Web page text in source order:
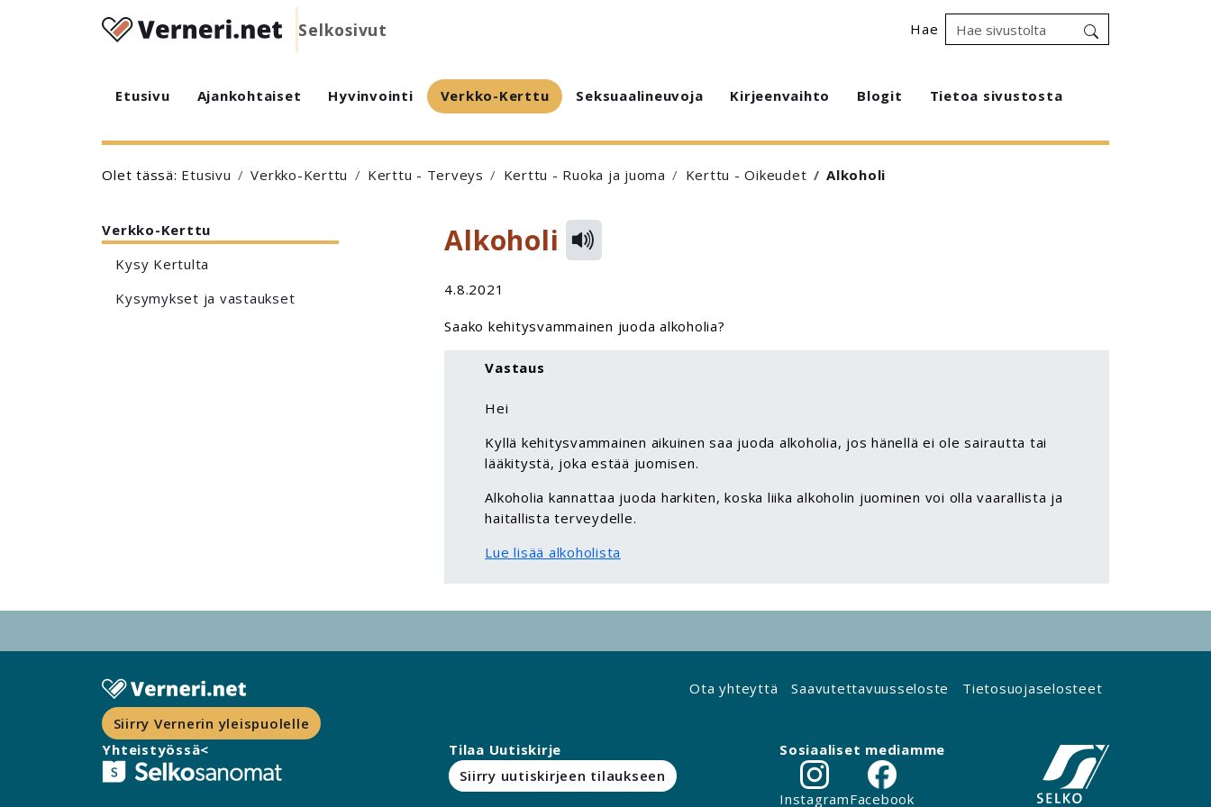
Selkosivut Hae
Etusivu Ajankohtaiset Hyvinvointi Verkko-Kerttu Seksuaalineuvoja Kirjeenvaihto Blogit Tietoa sivustosta
Olet tässä: Etusivu Verkko-Kerttu Kerttu - Terveys Kerttu - Ruoka ja juoma Kerttu - Oikeudet Alkoholi
Verkko-Kerttu
Kysy Kertulta
Kysymykset ja vastaukset
Alkoholi
4.8.2021
Saako kehitysvammainen juoda alkoholia?
Vastaus
Hei
Kyllä kehitysvammainen aikuinen saa juoda alkoholia, jos hänellä ei ole sairautta tai
lääkitystä, joka estää juomisen.
Alkoholia kannattaa juoda harkiten, koska liika alkoholin juominen voi olla vaarallista ja
haitallista terveydelle.
Lue lisää alkoholista
Siirry Vernerin yleispuolelle
Ota yhteyttä Saavutettavuusseloste Tietosuojaselosteet
Yhteistyössä<
Tilaa Uutiskirje
Siirry uutiskirjeen tilaukseen
Sosiaaliset mediamme
InstagramFacebook